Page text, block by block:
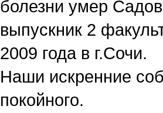
болезни умер
выпускник 2
2009 года в г.Сочи.
Наши искренние
покойного.